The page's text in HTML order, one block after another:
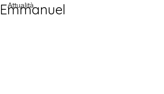
Attualità
Emmanuel